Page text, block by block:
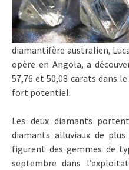
diamantifère australien,
opère en Angola, a
57,76 et 50,08 carats dans
fort potentiel.
Les deux diamants
diamants alluviaux de
figurent des gemmes de
septembre dans